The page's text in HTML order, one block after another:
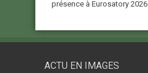
présence à Eurosatory 2026
ACTU EN IMAGES